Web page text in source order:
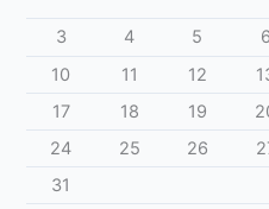
3
4 5 6
10
11 12
17
18 19
24
25 26
31